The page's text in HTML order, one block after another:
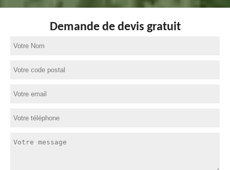
Demande de devis gratuit